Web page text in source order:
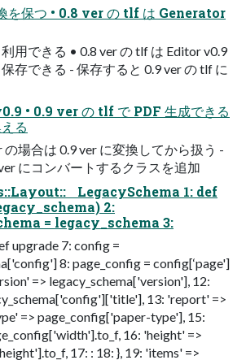
を保つ • 0.8 ver の tlf は Generator
⽤できる • 0.8 ver の tlf は Editor v0.9
存できる - 保存すると 0.9 ver の tlf に
• 0.9 ver の tlf で PDF ⽣成できる
る
の場合は 0.9 ver に変換してから扱う -
にコンバートするクラスを追加
LegacySchema 1: def
2:
= legacy_schema 3:
upgrade 7: config =
8: page_config = config[‘page']
=> legacy_schema['version'], 12:
13: 'report' =>
=> page_config['paper-type'], 15:
16: 'height' =>
17: : 18: }, 19: 'items' =>